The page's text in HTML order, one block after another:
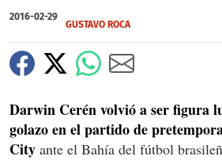
2016-02-29
GUSTAVO ROCA
Darwin Cerén volvió a ser figura
golazo en el partido de
City ante el Bahía del fútbol